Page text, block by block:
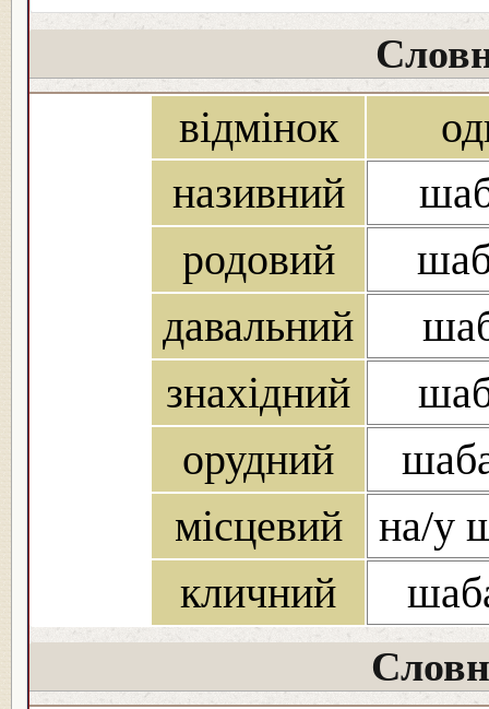
відмінок
називний
родовий
давальний
знахідний
орудний
місцевий
на/у
кличний